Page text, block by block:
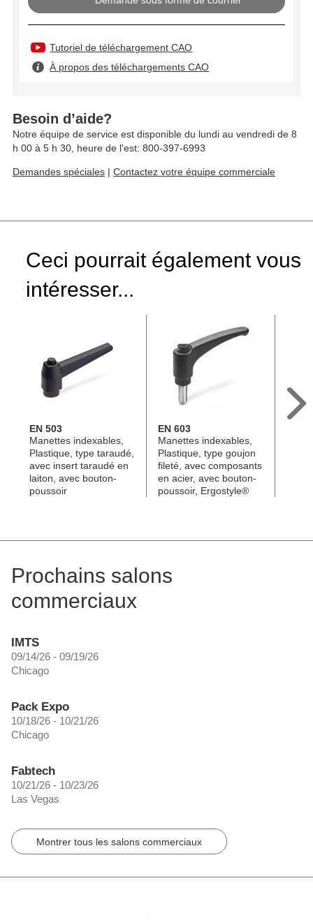
Tutoriel de téléchargement CAO
À propos des téléchargements CAO
Besoin d’aide?
Notre équipe de service est disponible du lundi au vendredi de 8
h 00 à 5 h 30, heure de l'est: 800-397-6993
Demandes spéciales | Contactez votre équipe commerciale
Ceci pourrait également vous
intéresser...
EN 503
Manettes indexables,
Plastique, type taraudé,
avec insert taraudé en
laiton, avec bouton-
poussoir
EN 603
Manettes indexables,
Plastique, type goujon
fileté, avec composants
en acier, avec bouton-
poussoir, Ergostyle®
Prochains salons
commerciaux
IMTS
09/14/26 - 09/19/26
Chicago
Pack Expo
10/18/26 - 10/21/26
Chicago
Fabtech
10/21/26 - 10/23/26
Las Vegas
Montrer tous les salons commerciaux